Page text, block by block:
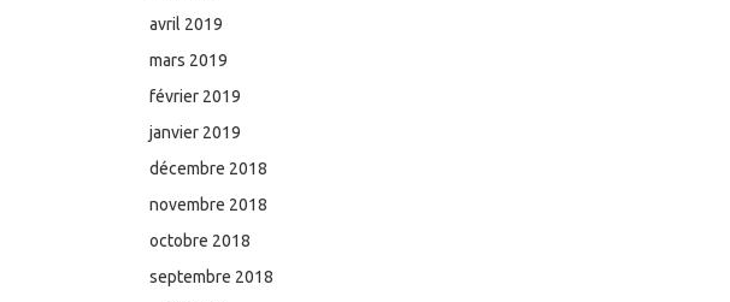
avril 2019
mars 2019
février 2019
janvier 2019
décembre 2018
novembre 2018
octobre 2018
septembre 2018